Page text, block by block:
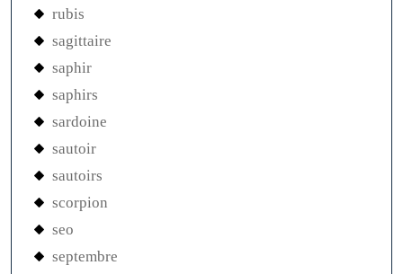
rubis
sagittaire
saphir
saphirs
sardoine
sautoir
sautoirs
scorpion
seo
septembre